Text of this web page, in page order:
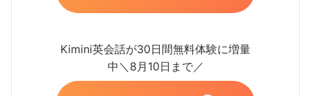
Kimini英会話が30日間無料体験に増量
中＼8月10日まで／